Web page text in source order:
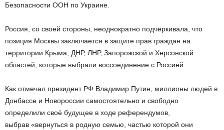
Безопасности ООН по Украине.
Россия, со своей стороны, неоднократно подчёркивала, что
позиция Москвы заключается в защите прав граждан на
территории Крыма, ДНР, ЛНР, Запорожской и Херсонской
областей, которые выбрали воссоединение с Россией.
Как отмечал президент РФ Владимир Путин, миллионы людей в
Донбассе и Новороссии самостоятельно и свободно
определили своё будущее в ходе референдумов,
выбрав «вернуться в родную семью, частью которой они